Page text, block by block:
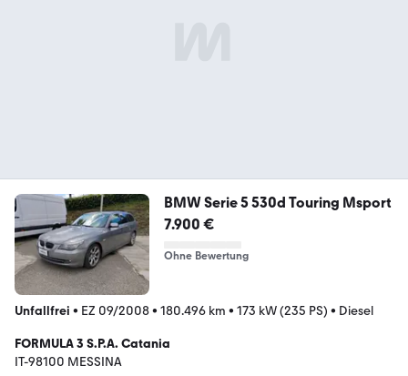
BMW Serie 5 530d Touring Msport
7.900 €
Ohne Bewertung
Unfallfrei • EZ 09/2008• 180.496 km • 173 kW (235 PS) • Diesel
FORMULA 3 S.P.A. Catania
IT-98100 MESSINA